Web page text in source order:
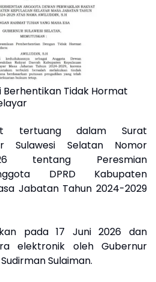
Berhentikan Tidak Hormat
tertuang dalam Surat
Sulawesi Selatan Nomor
tentang Peresmian
DPRD Kabupaten
Jabatan Tahun 2024-2029
pada 17 Juni 2026 dan
elektronik oleh Gubernur
Sulaiman.